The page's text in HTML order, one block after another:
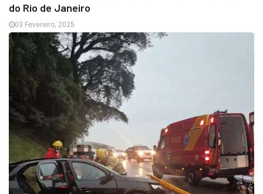
do Rio de Janeiro
03 Fevereiro, 2025